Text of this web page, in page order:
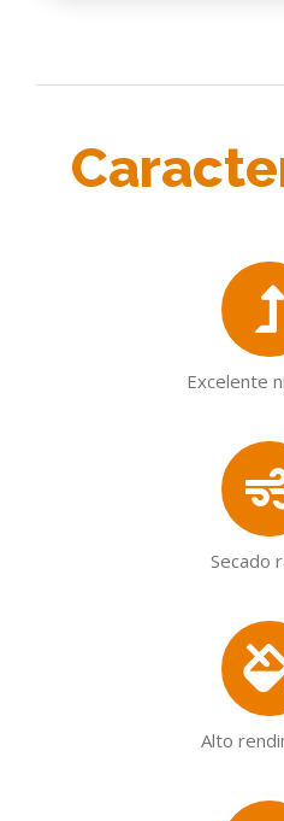
Excelente
Secado
Alto